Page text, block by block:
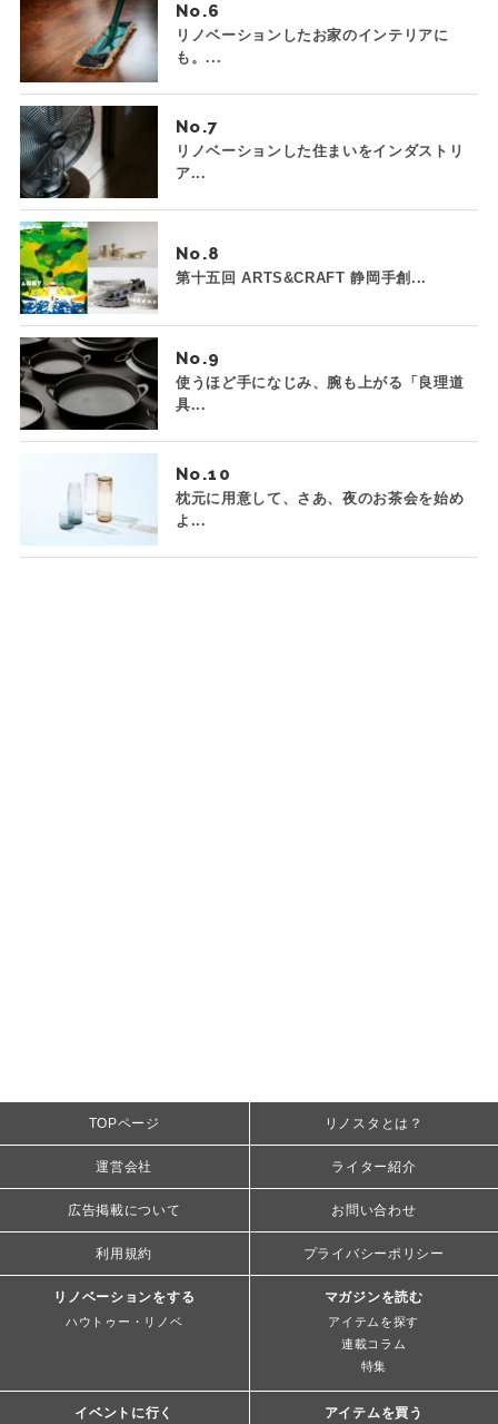
No.
リノベーションしたお家のインテリアに
も。...
No.
リノベーションした住まいをインダストリ
ア...
No.
第十五回 ARTS&CRAFT 静岡手創...
No.
使うほど手になじみ、腕も上がる「良理道
具...
No.
枕元に用意して、さあ、夜のお茶会を始め
よ...
TOPページ リノスタとは？
運営会社 ライター紹介
広告掲載について お問い合わせ
利用規約 プライバシーポリシー
リノベーションをする
ハウトゥー・リノベ
マガジンを読む
アイテムを探す
連載コラム
特集
イベントに行く アイテムを買う